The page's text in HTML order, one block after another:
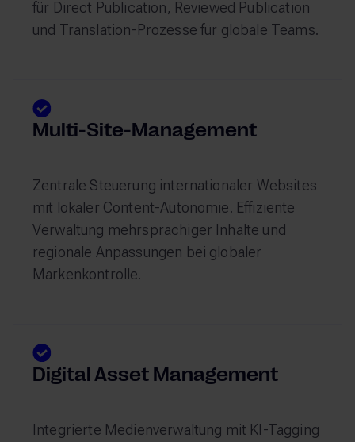
für Direct Publication, Reviewed Publication
und Translation-Prozesse für globale Teams.
Multi-Site-Management
Zentrale Steuerung internationaler Websites
mit lokaler Content-Autonomie. Effiziente
Verwaltung mehrsprachiger Inhalte und
regionale Anpassungen bei globaler
Markenkontrolle.
Digital Asset Management
Integrierte Medienverwaltung mit KI-Tagging